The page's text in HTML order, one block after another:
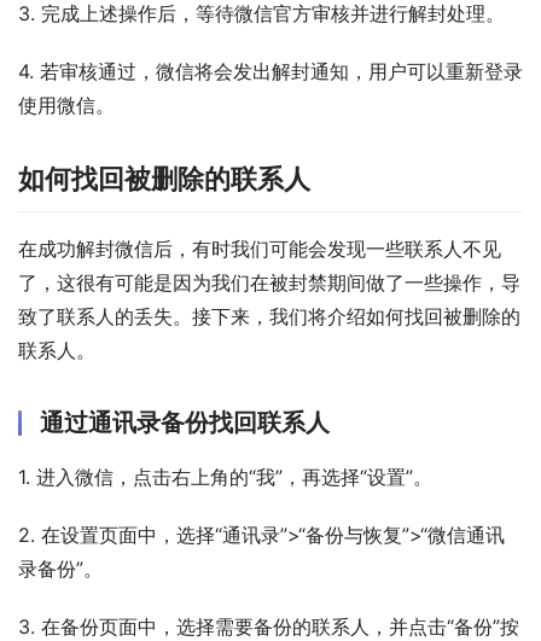
3. 完成上述操作后，等待微信官方审核并进行解封处理。
4. 若审核通过，微信将会发出解封通知，用户可以重新登录
使用微信。
如何找回被删除的联系人
在成功解封微信后，有时我们可能会发现一些联系人不见
了，这很有可能是因为我们在被封禁期间做了一些操作，导
致了联系人的丢失。接下来，我们将介绍如何找回被删除的
联系人。
通过通讯录备份找回联系人
1. 进入微信，点击右上角的“我”，再选择“设置”。
2. 在设置页面中，选择“通讯录”>“备份与恢复”>“微信通讯
录备份”。
3. 在备份页面中，选择需要备份的联系人，并点击“备份”按